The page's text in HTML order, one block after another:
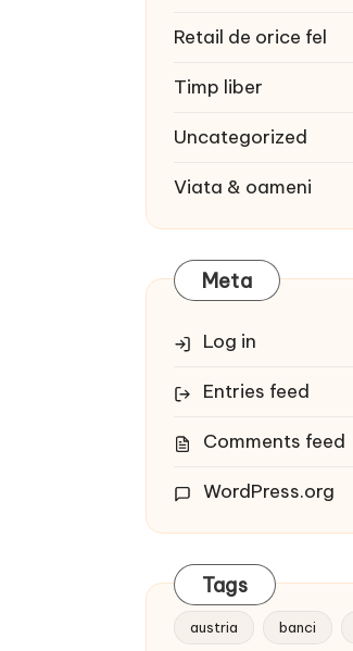
Retail de orice fel
Timp liber
Uncategorized
Viata & oameni
Meta
Log in
Entries feed
Comments feed
WordPress.org
Tags
austria banci